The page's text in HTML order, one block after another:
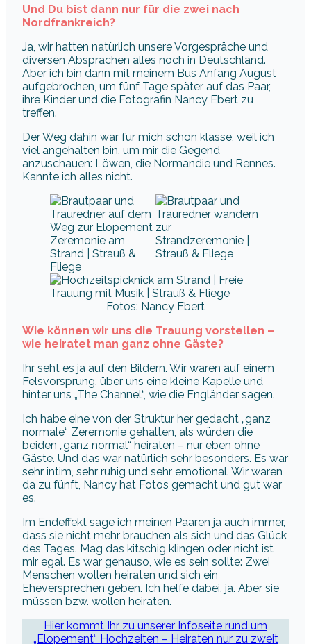
Und Du bist dann nur für die zwei nach
Nordfrankreich?
Ja, wir hatten natürlich unsere Vorgespräche und
diversen Absprachen alles noch in Deutschland.
Aber ich bin dann mit meinem Bus Anfang August
aufgebrochen, um fünf Tage später auf das Paar,
ihre Kinder und die Fotografin Nancy Ebert zu
treffen.
Der Weg dahin war für mich schon klasse, weil ich
viel angehalten bin, um mir die Gegend
anzuschauen: Löwen, die Normandie und Rennes.
Kannte ich alles nicht.
Fotos: Nancy Ebert
Wie können wir uns die Trauung vorstellen –
wie heiratet man ganz ohne Gäste?
Ihr seht es ja auf den Bildern. Wir waren auf einem
Felsvorsprung, über uns eine kleine Kapelle und
hinter uns „The Channel“, wie die Engländer sagen.
Ich habe eine von der Struktur her gedacht „ganz
normale“ Zeremonie gehalten, als würden die
beiden „ganz normal“ heiraten – nur eben ohne
Gäste. Und das war natürlich sehr besonders. Es war
sehr intim, sehr ruhig und sehr emotional. Wir waren
da zu fünft, Nancy hat Fotos gemacht und gut war
es.
Im Endeffekt sage ich meinen Paaren ja auch immer,
dass sie nicht mehr brauchen als sich und das Glück
des Tages. Mag das kitschig klingen oder nicht ist
mir egal. Es war genauso, wie es sein sollte: Zwei
Menschen wollen heiraten und sich ein
Eheversprechen geben. Ich helfe dabei, ja. Aber sie
müssen bzw. wollen heiraten.
Hier kommt Ihr zu unserer Infoseite rund um
„Elopement“ Hochzeiten – Heiraten nur zu zweit